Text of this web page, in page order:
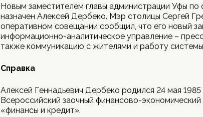
Новым заместителем главы администрации Уфы по
назначен Алексей Дербеко. Мэр столицы Сергей
оперативном совещании сообщил, что его новый
информационно-аналитическое управление –
также коммуникацию с жителями и работу
Справка
Алексей Геннадьевич Дербеко родился 24 мая
Всероссийский заочный финансово-
«финансы и кредит».